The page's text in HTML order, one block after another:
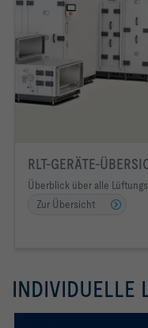
RLT-GERÄTE-
Überblick über alle
Zur Übersicht
INDIVIDUELLE